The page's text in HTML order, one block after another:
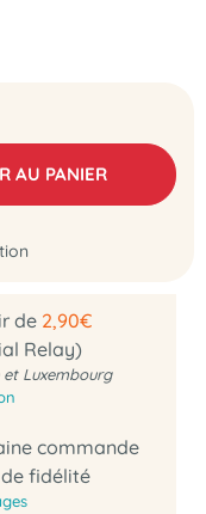
AU PANIER
de 2,90€
Relay)
Luxembourg
commande
fidélité